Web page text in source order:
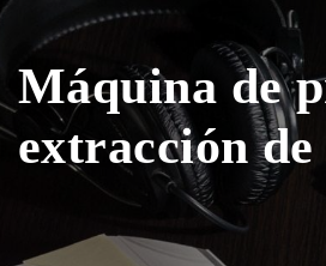
Máquina de
extracción de